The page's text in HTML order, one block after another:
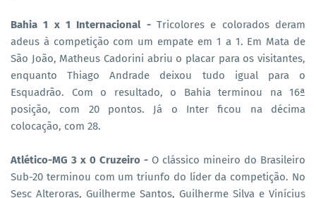
Bahia 1 x 1 Internacional - Tricolores e colorados deram
adeus à competição com um empate em 1 a 1. Em Mata de
São João, Matheus Cadorini abriu o placar para os visitantes,
enquanto Thiago Andrade deixou tudo igual para o
Esquadrão. Com o resultado, o Bahia terminou na 16ª
posição, com 20 pontos. Já o Inter ficou na décima
colocação, com 28.
Atlético-MG 3 x 0 Cruzeiro - O clássico mineiro do Brasileiro
Sub-20 terminou com um triunfo do líder da competição. No
Sesc Alteroras, Guilherme Santos, Guilherme Silva e Vinícius